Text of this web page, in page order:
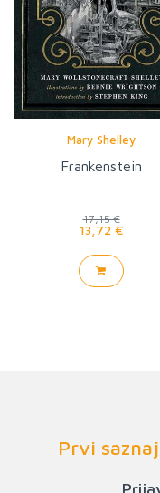
Mary Shelley
Frankenstein
17,15 €
13,72 €
Prvi